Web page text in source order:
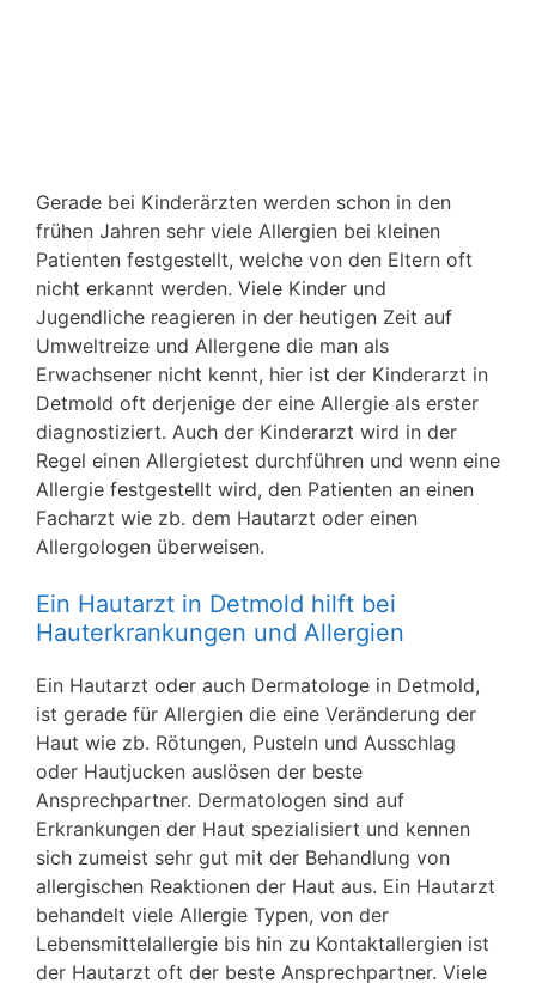
Gerade bei Kinderärzten werden schon in den
frühen Jahren sehr viele Allergien bei kleinen
Patienten festgestellt, welche von den Eltern oft
nicht erkannt werden. Viele Kinder und
Jugendliche reagieren in der heutigen Zeit auf
Umweltreize und Allergene die man als
Erwachsener nicht kennt, hier ist der Kinderarzt in
Detmold oft derjenige der eine Allergie als erster
diagnostiziert. Auch der Kinderarzt wird in der
Regel einen Allergietest durchführen und wenn eine
Allergie festgestellt wird, den Patienten an einen
Facharzt wie zb. dem Hautarzt oder einen
Allergologen überweisen.
Ein Hautarzt in Detmold hilft bei
Hauterkrankungen und Allergien
Ein Hautarzt oder auch Dermatologe in Detmold,
ist gerade für Allergien die eine Veränderung der
Haut wie zb. Rötungen, Pusteln und Ausschlag
oder Hautjucken auslösen der beste
Ansprechpartner. Dermatologen sind auf
Erkrankungen der Haut spezialisiert und kennen
sich zumeist sehr gut mit der Behandlung von
allergischen Reaktionen der Haut aus. Ein Hautarzt
behandelt viele Allergie Typen, von der
Lebensmittelallergie bis hin zu Kontaktallergien ist
der Hautarzt oft der beste Ansprechpartner. Viele